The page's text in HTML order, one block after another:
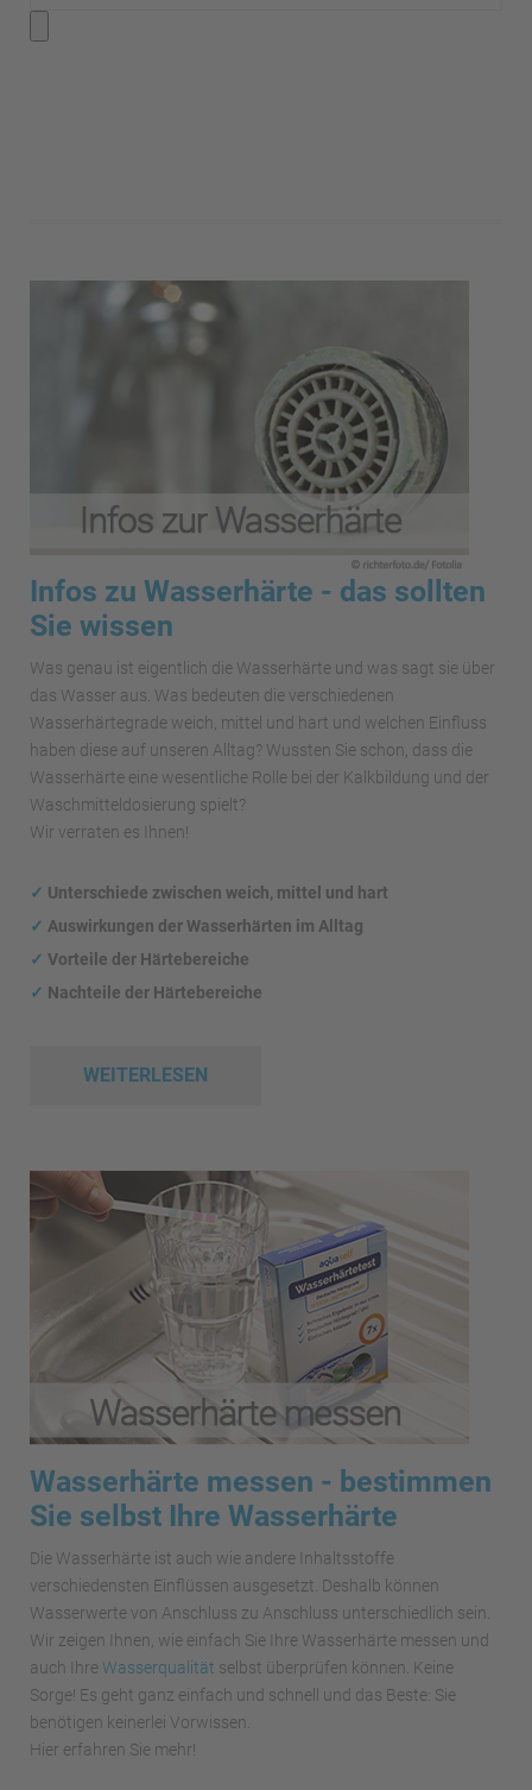
Infos zu Wasserhärte - das sollten
Sie wissen
Was genau ist eigentlich die Wasserhärte und was sagt sie über
das Wasser aus. Was bedeuten die verschiedenen
Wasserhärtegrade weich, mittel und hart und welchen Einfluss
haben diese auf unseren Alltag? Wussten Sie schon, dass die
Wasserhärte eine wesentliche Rolle bei der Kalkbildung und der
Waschmitteldosierung spielt?
Wir verraten es Ihnen!
✓ Unterschiede zwischen weich, mittel und hart
✓ Auswirkungen der Wasserhärten im Alltag
✓ Vorteile der Härtebereiche
✓ Nachteile der Härtebereiche
WEITERLESEN
Wasserhärte messen - bestimmen
Sie selbst Ihre Wasserhärte
Die Wasserhärte ist auch wie andere Inhaltsstoffe
verschiedensten Einflüssen ausgesetzt. Deshalb können
Wasserwerte von Anschluss zu Anschluss unterschiedlich sein.
Wir zeigen Ihnen, wie einfach Sie Ihre Wasserhärte messen und
auch IhreWasserqualität selbst überprüfen können. Keine
Sorge! Es geht ganz einfach und schnell und das Beste: Sie
benötigen keinerlei Vorwissen.
Hier erfahren Sie mehr!